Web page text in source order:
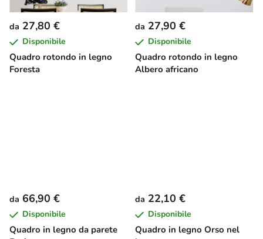
Quadro rotondo in legno
Foresta
da 27,80 €
Disponibile
Quadro rotondo in legno
Albero africano
da 27,90 €
Disponibile
Quadro in legno da parete
da 66,90 €
Disponibile
Quadro in legno Orso nel
da 22,10 €
Disponibile